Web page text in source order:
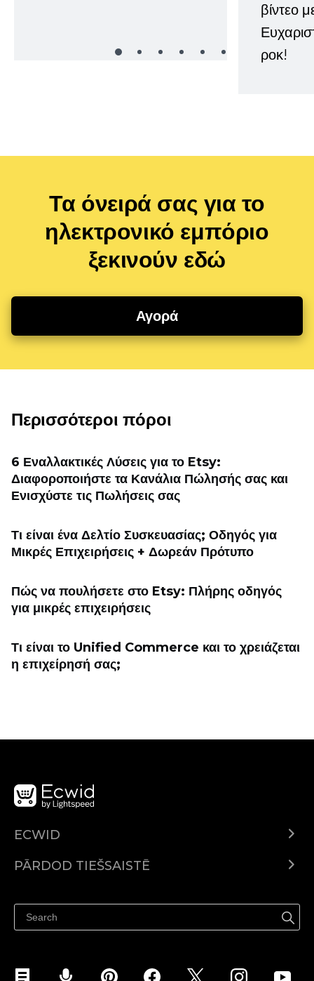
βίντεο
ροκ!
Τα όνειρά σας για το
ηλεκτρονικό εμπόριο
ξεκινούν εδώ
Αγορά
Περισσότεροι πόροι
6 Εναλλακτικές Λύσεις για το Etsy:
Διαφοροποιήστε τα Κανάλια Πώλησής σας και
Ενισχύστε τις Πωλήσεις σας
Τι είναι ένα Δελτίο Συσκευασίας; Οδηγός για
Μικρές Επιχειρήσεις + Δωρεάν Πρότυπο
Πώς να πουλήσετε στο Etsy: Πλήρης οδηγός
για μικρές επιχειρήσεις
Τι είναι το Unified Commerce και το χρειάζεται
η επιχείρησή σας;
ECWID
Izcenojumi
PĀRDOD TIEŠSAISTĒ
Pārdod Facebook
Pārdod Instagram